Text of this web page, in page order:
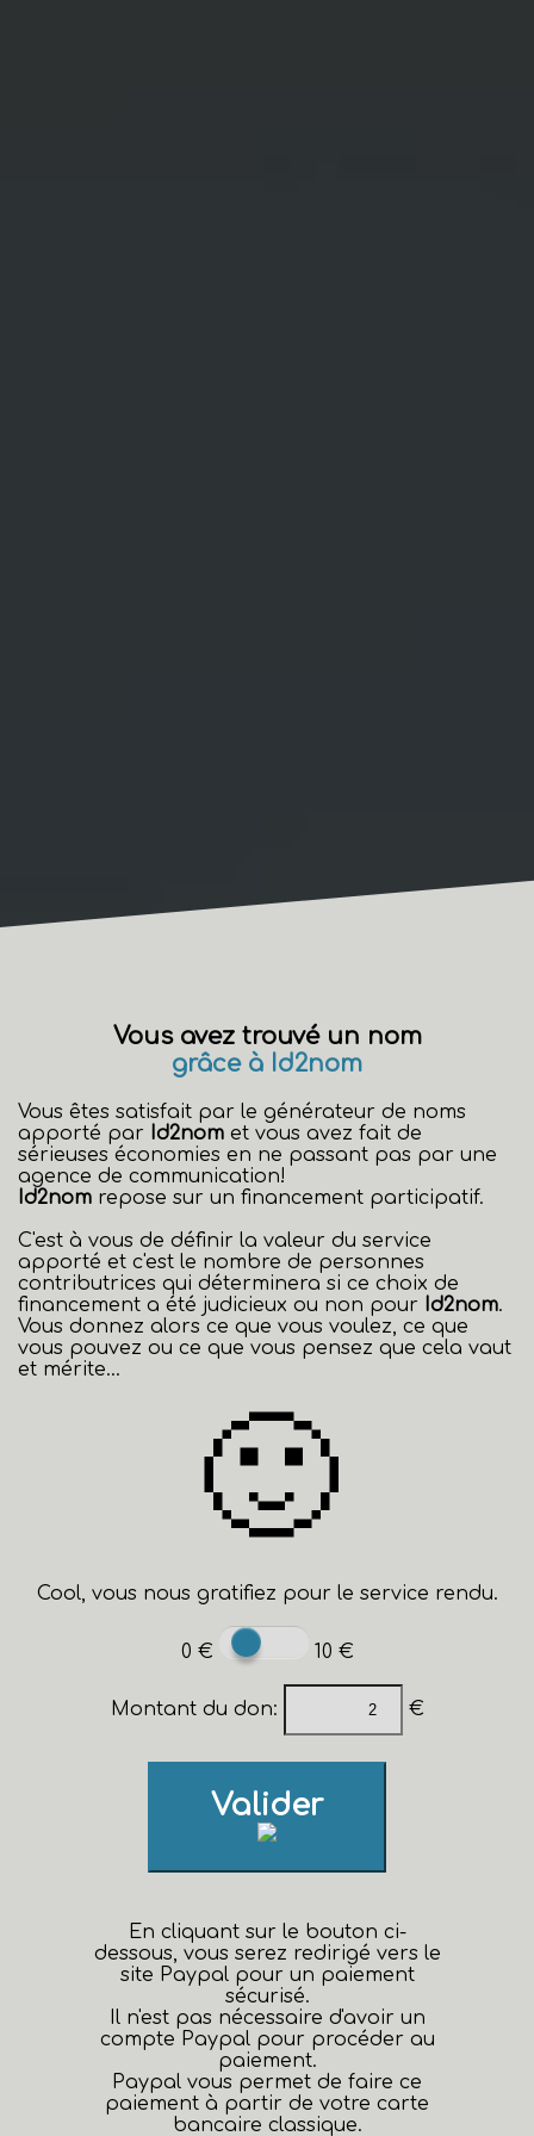
Vous avez trouvé un nom
grâce à Id2nom
Vous êtes satisfait par le générateur de noms
apporté par Id2nom et vous avez fait de
sérieuses économies en ne passant pas par une
agence de communication!
Id2nom repose sur un financement participatif.
C'est à vous de définir la valeur du service
apporté et c'est le nombre de personnes
contributrices qui déterminera si ce choix de
financement a été judicieux ou non pour Id2nom.
Vous donnez alors ce que vous voulez, ce que
vous pouvez ou ce que vous pensez que cela vaut
et mérite...
🙂
Cool, vous nous gratifiez pour le service rendu.
0 € 10 €
Montant du don: €
Valider
En cliquant sur le bouton ci-
dessous, vous serez redirigé vers le
site Paypal pour un paiement
sécurisé.
Il n'est pas nécessaire d'avoir un
compte Paypal pour procéder au
paiement.
Paypal vous permet de faire ce
paiement à partir de votre carte
bancaire classique.